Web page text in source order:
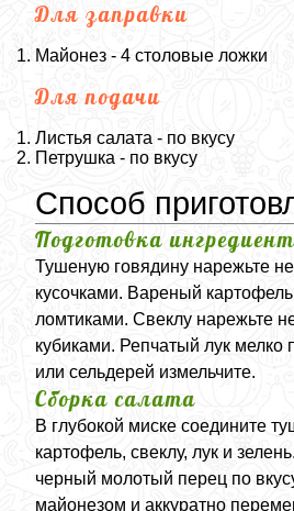
Для заправки
Майонез - 4 столовые ложки
Для подачи
Листья салата - по вкусу
Петрушка - по вкусу
Способ
Подготовка
Тушеную говядину нарежьте
кусочками. Вареный
ломтиками. Свеклу нарежьте
кубиками. Репчатый лук мелко
или сельдерей измельчите.
Сборка салата
В глубокой миске соедините
картофель, свеклу, лук и
черный молотый перец по
майонезом и аккуратно